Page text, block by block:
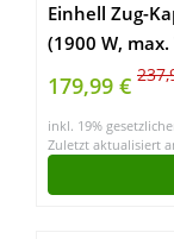
Einhell Zug-
(1900 W,
breite, Ø 254
neigbarer
179,99 €
inkl. 19%
Zuletzt aktualisiert